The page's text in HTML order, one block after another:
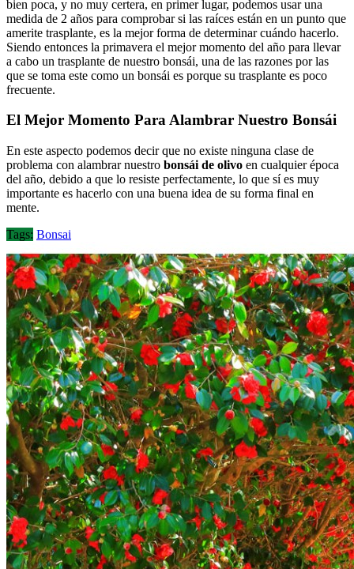
bien poca, y no muy certera, en primer lugar, podemos usar una
medida de 2 años para comprobar si las raíces están en un punto que
amerite trasplante, es la mejor forma de determinar cuándo hacerlo.
Siendo entonces la primavera el mejor momento del año para llevar
a cabo un trasplante de nuestro bonsái, una de las razones por las
que se toma este como un bonsái es porque su trasplante es poco
frecuente.
El Mejor Momento Para Alambrar Nuestro Bonsái
En este aspecto podemos decir que no existe ninguna clase de
problema con alambrar nuestro bonsái de olivo en cualquier época
del año, debido a que lo resiste perfectamente, lo que sí es muy
importante es hacerlo con una buena idea de su forma final en
mente.
Tags: Bonsai